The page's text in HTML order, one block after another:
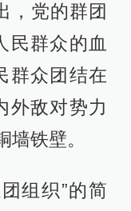
，党的群团
民群众的血
群众团结在
外敌对势力
墙铁壁。
组织”的简